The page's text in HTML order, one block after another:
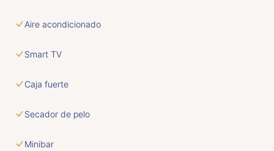
Aire acondicionado
Smart TV
Caja fuerte
Secador de pelo
Minibar